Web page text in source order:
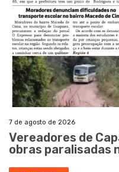
7 de agosto de 2026
Vereadores de
obras paralisadas